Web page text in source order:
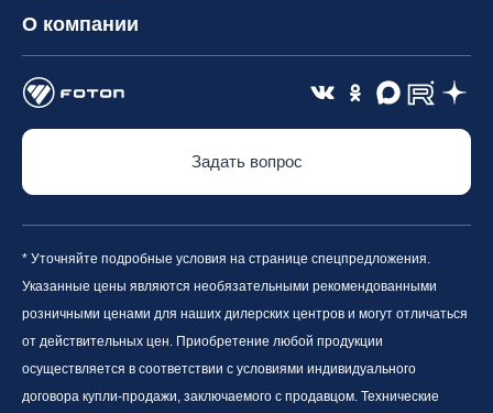
О компании
Задать вопрос
* Уточняйте подробные условия на странице спецпредложения.
Указанные цены являются необязательными рекомендованными
розничными ценами для наших дилерских центров и могут отличаться
от действительных цен. Приобретение любой продукции
осуществляется в соответствии с условиями индивидуального
договора купли-продажи, заключаемого с продавцом. Технические